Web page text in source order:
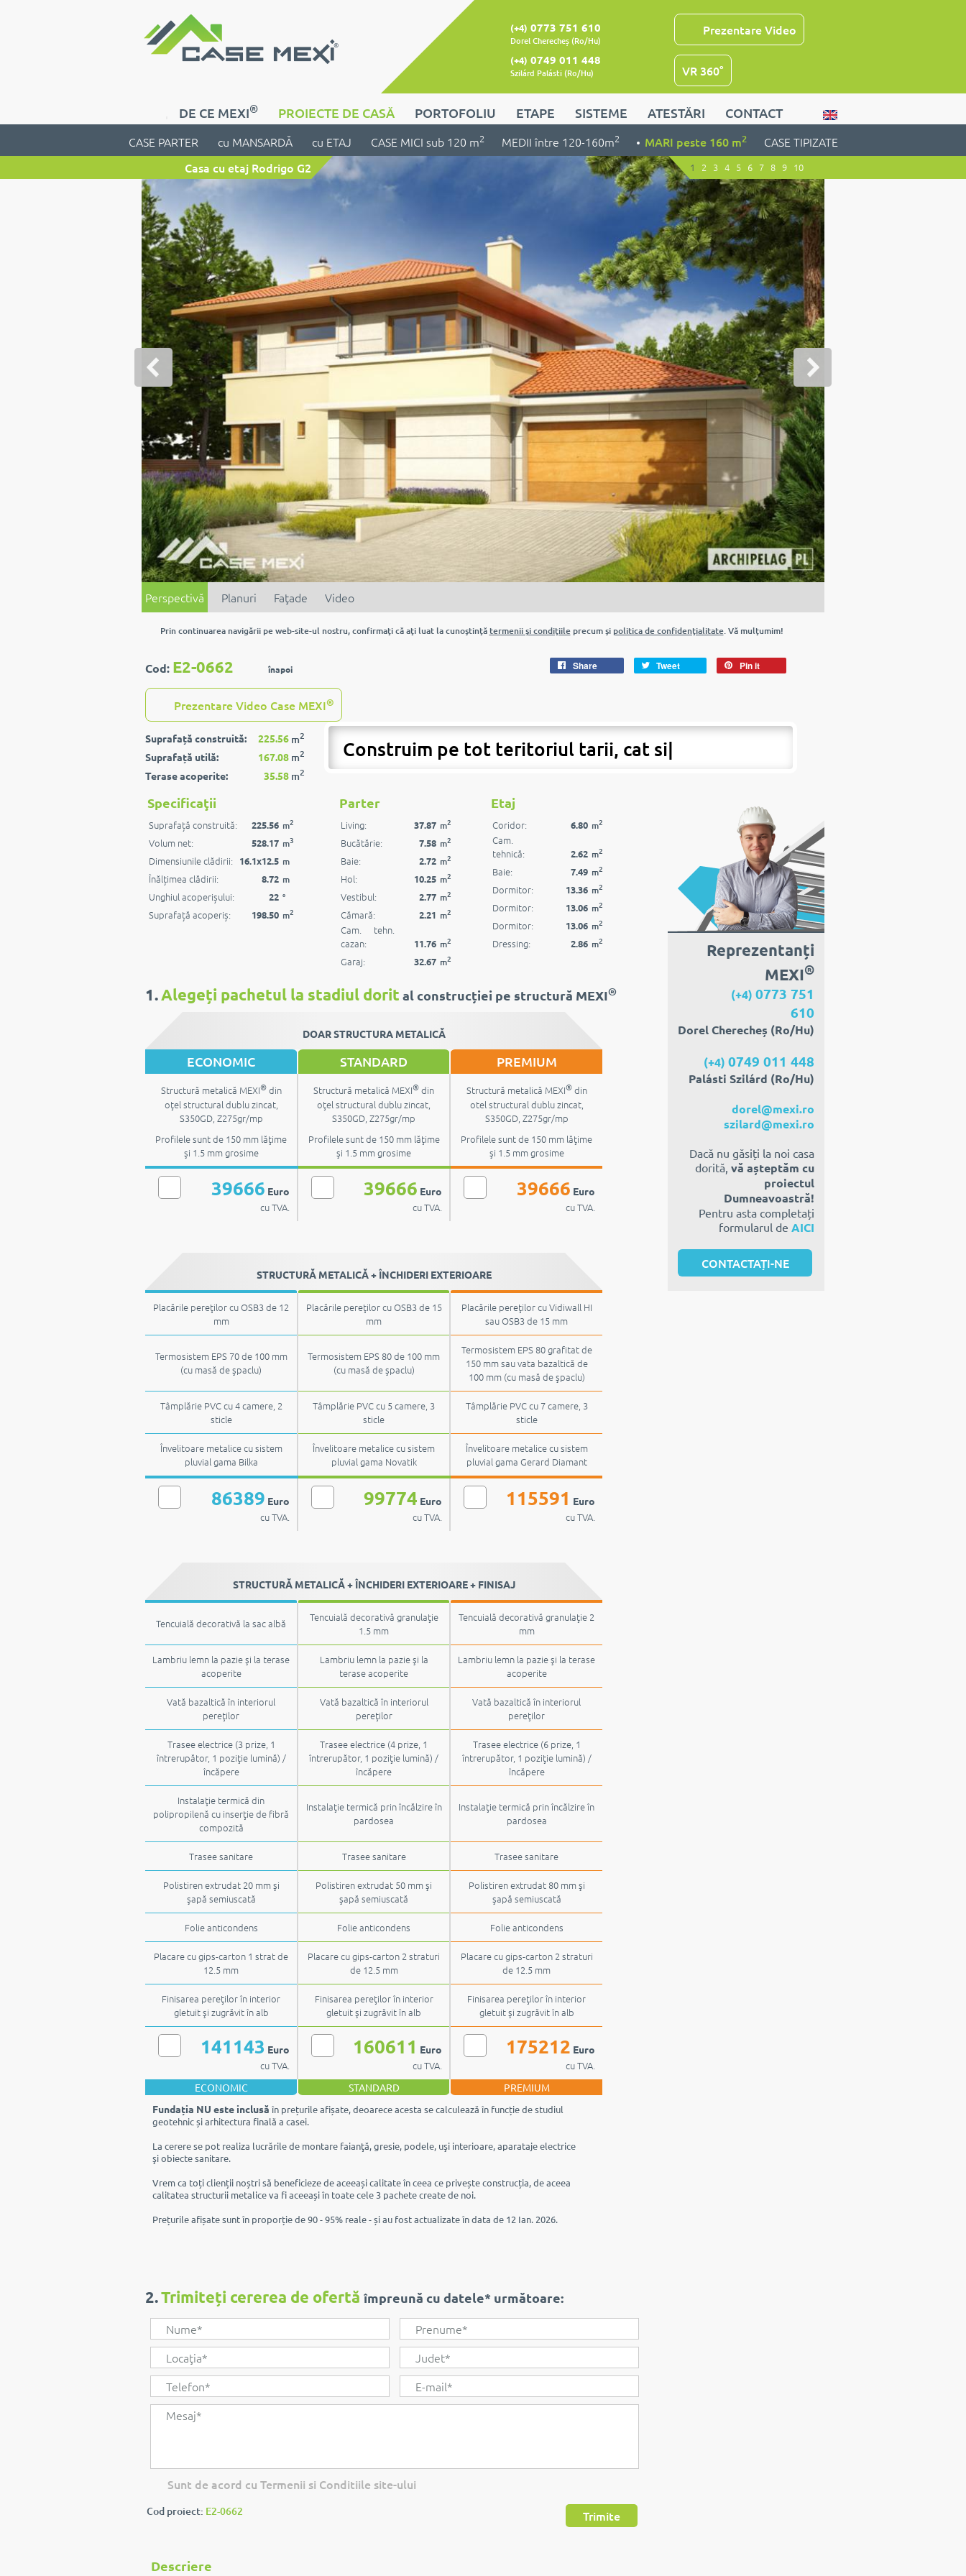
(+4) 0773 751 610
Dorel Cherecheș (Ro/Hu)
(+4) 0749 011 448
Szilárd Palásti (Ro/Hu)
Prezentare Video
VR 360°
DE CE MEXI® PROIECTE DE CASĂ PORTOFOLIU ETAPE SISTEME ATESTĂRI CONTACT
CASE PARTER cu MANSARDĂ cu ETAJ CASE MICI sub 120 m2 MEDII între 120-160m2 MARI peste 160 m2
CASE TIPIZATE
Casa cu etaj Rodrigo G2
1 2 3 4 5 6 7 8 9 10
Perspectivă Planuri Faţade Video
Prin continuarea navigării pe web-site-ul nostru, confirmaţi că aţi luat la cunoştinţătermenii şi condiţiileprecum şi politica de confidenţialitate. Vă mulţumim!
Cod: E2-0662 înapoi Share Tweet Pin it
Prezentare Video Case MEXI®
Suprafață construită: 225.56 m2
Suprafață utilă: 167.08 m2
Terase acoperite: 35.58 m2
Construim pe tot teritoriul tarii, cat si peste hot
Specificaţii
Suprafață construită: 225.56 m2
Volum net: 528.17 m3
Dimensiunile clădirii: 16.1x12.5 m
Înălțimea clădirii: 8.72 m
Unghiul acoperișului: 22 °
Suprafață acoperiș: 198.50 m2
Parter
Living: 37.87 m2
Bucătărie: 7.58 m2
Baie: 2.72 m2
Hol: 10.25 m2
Vestibul: 2.77 m2
Cămară: 2.21 m2
Cam. tehn.
cazan:
11.76 m2
Garaj: 32.67 m2
Etaj
Coridor: 6.80 m2
Cam.
tehnică:
2.62 m2
Baie: 7.49 m2
Dormitor: 13.36 m2
Dormitor: 13.06 m2
Dormitor: 13.06 m2
Dressing: 2.86 m2
1.Alegeți pachetul la stadiul dorit al construcției pe structură MEXI®
DOAR STRUCTURA METALICĂ
ECONOMIC STANDARD PREMIUM
Structură metalică MEXI®din
oţel structural dublu zincat,
S350GD, Z275gr/mp
Profilele sunt de 150 mm lăţime
şi 1.5 mm grosime
Structură metalică MEXI®din
oţel structural dublu zincat,
S350GD, Z275gr/mp
Profilele sunt de 150 mm lăţime
şi 1.5 mm grosime
Structură metalică MEXI®din
otel structural dublu zincat,
S350GD, Z275gr/mp
Profilele sunt de 150 mm lăţime
şi 1.5 mm grosime
39666 Euro
cu TVA.
39666 Euro
cu TVA.
39666 Euro
cu TVA.
STRUCTURĂ METALICĂ + ÎNCHIDERI EXTERIOARE
Placările pereţilor cu OSB3 de 12
mm
Placările pereţilor cu OSB3 de 15
mm
Placările pereţilor cu Vidiwall HI
sau OSB3 de 15 mm
Termosistem EPS 70 de 100 mm
(cu masă de şpaclu)
Termosistem EPS 80 de 100 mm
(cu masă de şpaclu)
Termosistem EPS 80 grafitat de
150 mm sau vata bazaltică de
100 mm (cu masă de şpaclu)
Tâmplărie PVC cu 4 camere, 2
sticle
Tâmplărie PVC cu 5 camere, 3
sticle
Tâmplărie PVC cu 7 camere, 3
sticle
Învelitoare metalice cu sistem
pluvial gama Bilka
Învelitoare metalice cu sistem
pluvial gama Novatik
Învelitoare metalice cu sistem
pluvial gama Gerard Diamant
86389 Euro
cu TVA.
99774 Euro
cu TVA.
115591 Euro
cu TVA.
STRUCTURĂ METALICĂ + ÎNCHIDERI EXTERIOARE + FINISAJ
Tencuială decorativă la sac albă
Tencuială decorativă granulaţie
1.5 mm
Tencuială decorativă granulaţie 2
mm
Lambriu lemn la pazie şi la terase
acoperite
Lambriu lemn la pazie şi la
terase acoperite
Lambriu lemn la pazie şi la terase
acoperite
Vată bazaltică în interiorul
pereţilor
Vată bazaltică în interiorul
pereţilor
Vată bazaltică în interiorul
pereţilor
Trasee electrice (3 prize, 1
întrerupător, 1 poziţie lumină) /
încăpere
Trasee electrice (4 prize, 1
întrerupător, 1 poziţie lumină) /
încăpere
Trasee electrice (6 prize, 1
întrerupător, 1 poziţie lumină) /
încăpere
Instalaţie termică din
polipropilenă cu inserţie de fibră
compozită
Instalaţie termică prin încălzire în
pardosea
Instalaţie termică prin încălzire în
pardosea
Trasee sanitare Trasee sanitare Trasee sanitare
Polistiren extrudat 20 mm şi
şapă semiuscată
Polistiren extrudat 50 mm şi
şapă semiuscată
Polistiren extrudat 80 mm şi
şapă semiuscată
Folie anticondens Folie anticondens Folie anticondens
Placare cu gips-carton 1 strat de
12.5 mm
Placare cu gips-carton 2 straturi
de 12.5 mm
Placare cu gips-carton 2 straturi
de 12.5 mm
Finisarea pereţilor în interior
gletuit şi zugrăvit în alb
Finisarea pereţilor în interior
gletuit şi zugrăvit în alb
Finisarea pereţilor în interior
gletuit şi zugrăvit în alb
141143 Euro
cu TVA.
160611 Euro
cu TVA.
175212 Euro
cu TVA.
ECONOMIC STANDARD
PREMIUM
Fundația NU este inclusă în prețurile afișate, deoarece acesta se calculează în funcție de studiul
geotehnic și arhitectura finală a casei.
La cerere se pot realiza lucrările de montare faianţă, gresie, podele, uşi interioare, aparataje electrice
şi obiecte sanitare.
Vrem ca toți clienții noștri să beneficieze de aceeași calitate în ceea ce privește construcția, de aceea
calitatea structurii metalice va fi aceeași în toate cele 3 pachete create de noi.
Prețurile afișate sunt în proporție de 90 - 95% reale - și au fost actualizate în data de 12 Ian. 2026.
2.Trimiteți cererea de ofertă împreună cu datele* următoare:
Sunt de acord cu Termenii si Conditiile site-ului
Cod proiect: E2-0662 Trimite
Descriere
Reprezentanți
MEXI®
(+4) 0773 751
610
Dorel Cherecheș (Ro/Hu)
(+4) 0749 011 448
Palásti Szilárd (Ro/Hu)
dorel@mexi.ro
szilard@mexi.ro
Dacă nu găsiți la noi casa
dorită, vă așteptăm cu
proiectul
Dumneavoastră!
Pentru asta completați
formularul de AICI
CONTACTAȚI-NE